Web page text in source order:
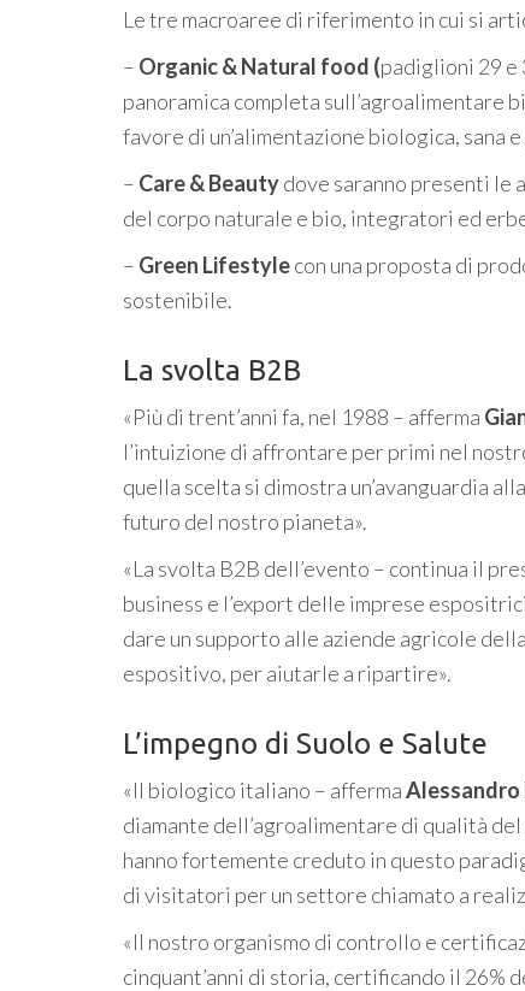
Le tre macroaree di riferimento in cui si
– Organic & Natural food (padiglioni 29 e
panoramica completa sull’agroalimentare
favore di un’alimentazione biologica, sana
– Care & Beautydove saranno presenti
del corpo naturale e bio, integratori ed
– Green Lifestylecon una proposta di
sostenibile.
La svolta B2B
«Più di trent’anni fa, nel 1988 – afferma
l’intuizione di affrontare per primi nel
quella scelta si dimostra un’avanguardia
futuro del nostro pianeta».
«La svolta B2B dell’evento – continua il
business e l’export delle imprese
dare un supporto alle aziende agricole
espositivo, per aiutarle a ripartire».
L’impegno di Suolo e Salute
«Il biologico italiano – affermaAlessandro
diamante dell’agroalimentare di qualità
hanno fortemente creduto in questo
di visitatori per un settore chiamato a
«Il nostro organismo di controllo e
cinquant’anni di storia, certificando il